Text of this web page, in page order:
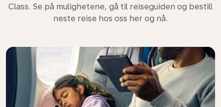
Class. Se på mulighetene, gå til reiseguiden og bestill
neste reise hos oss her og nå.